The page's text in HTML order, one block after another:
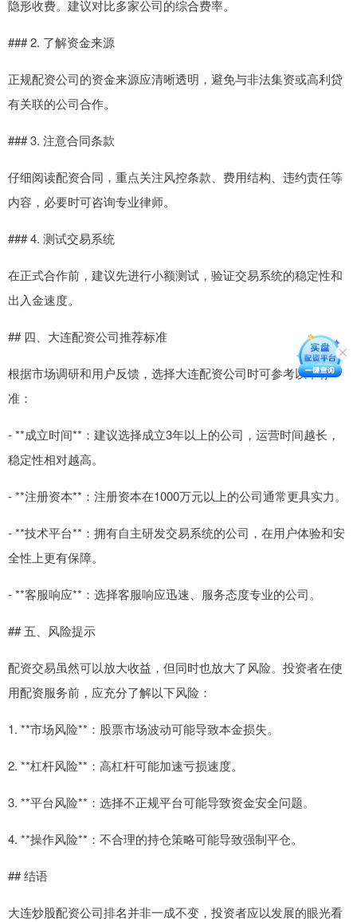
隐形收费。建议对比多家公司的综合费率。
### 2. 了解资金来源
正规配资公司的资金来源应清晰透明，避免与非法集资或高利贷
有关联的公司合作。
### 3. 注意合同条款
仔细阅读配资合同，重点关注风控条款、费用结构、违约责任等
内容，必要时可咨询专业律师。
### 4. 测试交易系统
在正式合作前，建议先进行小额测试，验证交易系统的稳定性和
出入金速度。
## 四、大连配资公司推荐标准
根据市场调研和用户反馈，选择大连配资公司时可参考以下标
准：
- **成立时间**：建议选择成立3年以上的公司，运营时间越长，
稳定性相对越高。
- **注册资本**：注册资本在1000万元以上的公司通常更具实力。
- **技术平台**：拥有自主研发交易系统的公司，在用户体验和安
全性上更有保障。
- **客服响应**：选择客服响应迅速、服务态度专业的公司。
## 五、风险提示
配资交易虽然可以放大收益，但同时也放大了风险。投资者在使
用配资服务前，应充分了解以下风险：
1. **市场风险**：股票市场波动可能导致本金损失。
2. **杠杆风险**：高杠杆可能加速亏损速度。
3. **平台风险**：选择不正规平台可能导致资金安全问题。
4. **操作风险**：不合理的持仓策略可能导致强制平仓。
## 结语
大连炒股配资公司排名并非一成不变，投资者应以发展的眼光看